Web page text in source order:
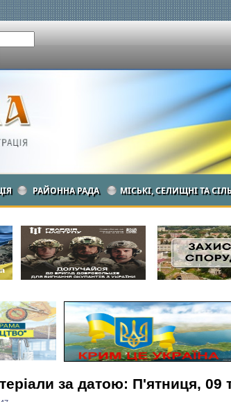
РАЙОННА РАДА МІСЬКІ, СЕЛИЩНІ ТА
за датою: П'ятниця, 09